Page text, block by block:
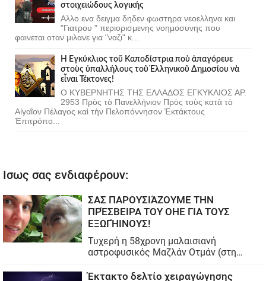
στοιχειώδους λογικής
Αλλο ενα δειγμα δηδεν φωστηρα νεοελληνα και
"Γιατρου " περιορισμενης νοημοσυνης που
φαινεται οταν μιλανε για "ναζι" κ...
Ἡ Ἐγκύκλιος τοῦ Καποδίστρια ποὺ ἀπαγόρευε
στοὺς ὑπαλλήλους τοῦ Ἑλληνικοῦ Δημοσίου νὰ
εἶναι Τέκτονες!
Ο ΚΥΒΕΡΝΗΤΗΣ ΤΗΣ ΕΛΛΑΔΟΣ ΕΓΚΥΚΛΙΟΣ ΑΡ.
2953 Πρὸς τὸ Πανελλήνιον Πρὸς τοὺς κατὰ τὸ
Αἰγαῖον Πέλαγος καὶ τὴν Πελοπόννησον Ἐκτάκτους
Ἐπιτρόπο...